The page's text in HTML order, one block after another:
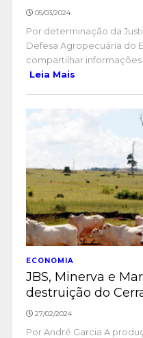
05/03/2024
Por determinação da
Defesa Agropecuária do
compartilhar informações
Leia Mais
ECONOMIA
JBS, Minerva e
destruição do
27/02/2024
Por André Garcia A